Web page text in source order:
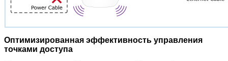
Оптимизированная эффективность управления
точками доступа